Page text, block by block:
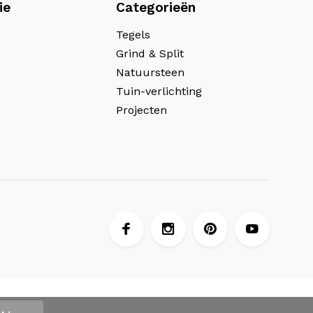
Categorieën
Tegels
Grind & Split
Natuursteen
Tuin-verlichting
Projecten